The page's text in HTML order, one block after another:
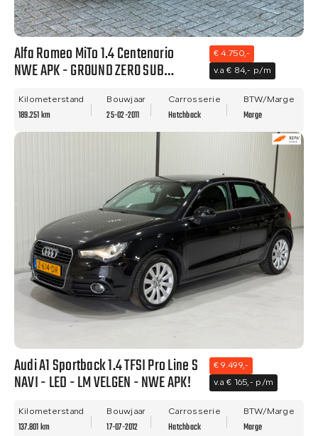
Alfa Romeo MiTo 1.4 Centenario
NWE APK - GROUND ZERO SUB
€ 4.750,-
v.a € 84,- p/m
Kilometerstand
189.251 km
Bouwjaar
25-02-2011
Carrosserie
Hatchback
BTW/Marge
Marge
Audi A1 Sportback 1.4 TFSI Pro Line S
NAVI - LED - LM VELGEN - NWE APK!
€ 9.499,-
v.a € 165,- p/m
Kilometerstand
137.801 km
Bouwjaar
17-07-2012
Carrosserie
Hatchback
BTW/Marge
Marge